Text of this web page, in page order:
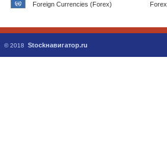
Foreign Currencies (Forex) Forex
© 2018 Stockнавигатор.ru